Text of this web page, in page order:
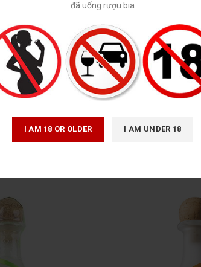
đã uống rượu bia
I AM 18 OR OLDER I AM UNDER 18
mặt trời 1800ML –
Japan
Sake
₫
Rượu Mơ Vẩy
Rượu